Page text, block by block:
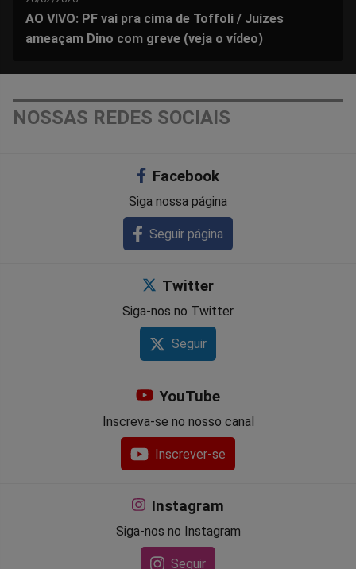
AO VIVO: PF vai pra cima de Toffoli / Juízes
ameaçam Dino com greve (veja o vídeo)
NOSSAS REDES SOCIAIS
Facebook
Siga nossa página
Seguir página
Twitter
Siga-nos no Twitter
Seguir
YouTube
Inscreva-se no nosso canal
Inscrever-se
Instagram
Siga-nos no Instagram
Seguir